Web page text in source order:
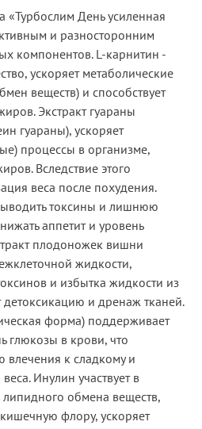
«Турбослим День усиленная
и разносторонним
компонентов. L-карнитин -
ускоряет метаболические
веществ) и способствует
Экстракт гуараны
гуараны), ускоряет
процессы в организме,
Вследствие этого
веса после похудения.
токсины и лишнюю
аппетит и уровень
плодоножек вишни
жидкости,
и избытка жидкости из
детоксикацию и дренаж тканей.
форма) поддерживает
глюкозы в крови, что
влечения к сладкому и
Инулин участвует в
липидного обмена веществ,
флору, ускоряет